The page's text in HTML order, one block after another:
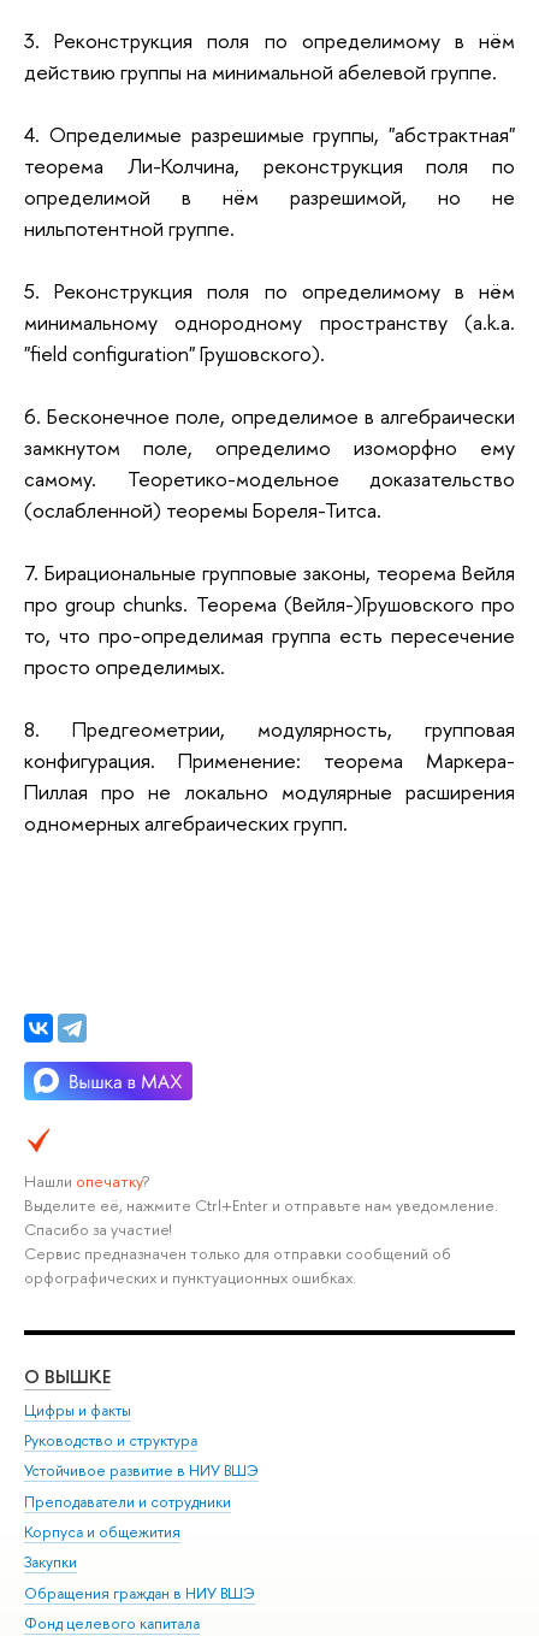
3. Реконструкция поля по определимому в нём
действию группы на минимальной абелевой группе.
4. Определимые разрешимые группы, "абстрактная"
теорема Ли-Колчина, реконструкция поля по
определимой в нём разрешимой, но не
нильпотентной группе.
5. Реконструкция поля по определимому в нём
минимальному однородному пространству (a.k.a.
"field configuration" Грушовского).
6. Бесконечное поле, определимое в алгебраически
замкнутом поле, определимо изоморфно ему
самому. Теоретико-модельное доказательство
(ослабленной) теоремы Бореля-Титса.
7. Бирациональные групповые законы, теорема Вейля
про group chunks. Теорема (Вейля-)Грушовского про
то, что про-определимая группа есть пересечение
просто определимых.
8. Предгеометрии, модулярность, групповая
конфигурация. Применение: теорема Маркера-
Пиллая про не локально модулярные расширения
одномерных алгебраических групп.
Нашли опечатку?
Выделите её, нажмите Ctrl+Enter и отправьте нам уведомление.
Спасибо за участие!
Сервис предназначен только для отправки сообщений об
орфографических и пунктуационных ошибках.
О ВЫШКЕ
Цифры и факты
Руководство и структура
Устойчивое развитие в НИУ ВШЭ
Преподаватели и сотрудники
Корпуса и общежития
Закупки
Обращения граждан в НИУ ВШЭ
Фонд целевого капитала